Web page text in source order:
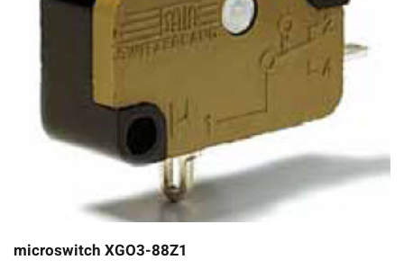
microswitch XGO3-88Z1